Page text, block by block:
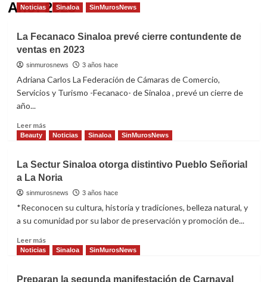
Año:2023
Noticias Sinaloa SinMurosNews
La Fecanaco Sinaloa prevé cierre contundente de
ventas en 2023
sinmurosnews 3 años hace
Adriana Carlos La Federación de Cámaras de Comercio,
Servicios y Turismo -Fecanaco- de Sinaloa , prevé un cierre de
año...
Leer másRead
more
Fecanaco
Sinaloa
prevé
de
en
Beauty Noticias Sinaloa SinMurosNews
La Sectur Sinaloa otorga distintivo Pueblo Señorial
a La Noria
sinmurosnews 3 años hace
*Reconocen su cultura, historia y tradiciones, belleza natural, y
a su comunidad por su labor de preservación y promoción de...
Leer másRead
more
Noticias Sinaloa SinMurosNews
Preparan la segunda manifestación de Carnaval